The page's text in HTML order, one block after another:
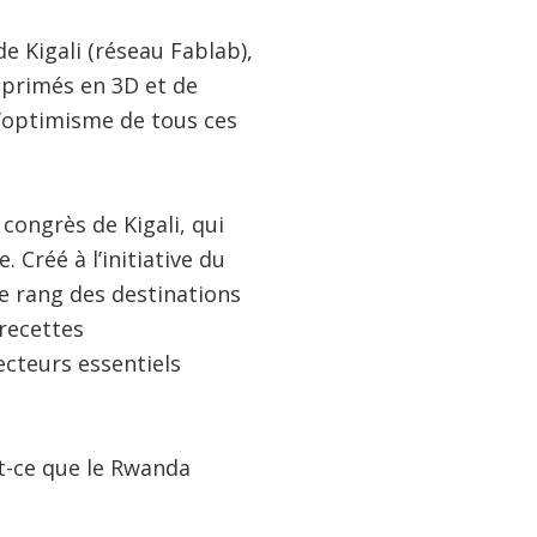
Kigali (réseau Fablab),
en 3D et de
de tous ces
de Kigali, qui
Créé à l’initiative du
rang des destinations
essentiels
que le Rwanda